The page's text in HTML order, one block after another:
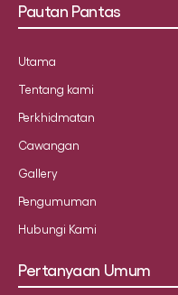
Pautan Pantas
Utama
Tentang kami
Perkhidmatan
Cawangan
Gallery
Pengumuman
Hubungi Kami
Pertanyaan Umum